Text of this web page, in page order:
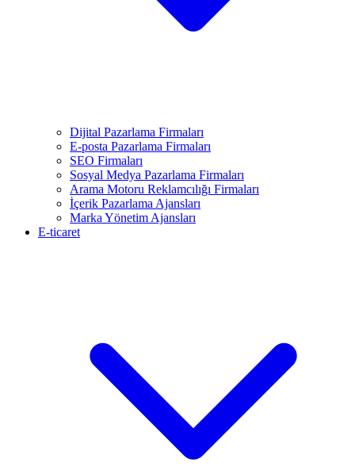
Dijital Pazarlama Firmaları
E-posta Pazarlama Firmaları
SEO Firmaları
Sosyal Medya Pazarlama Firmaları
Arama Motoru Reklamcılığı Firmaları
İçerik Pazarlama Ajansları
Marka Yönetim Ajansları
E-ticaret